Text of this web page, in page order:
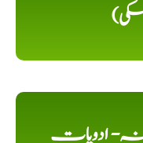
ادویات